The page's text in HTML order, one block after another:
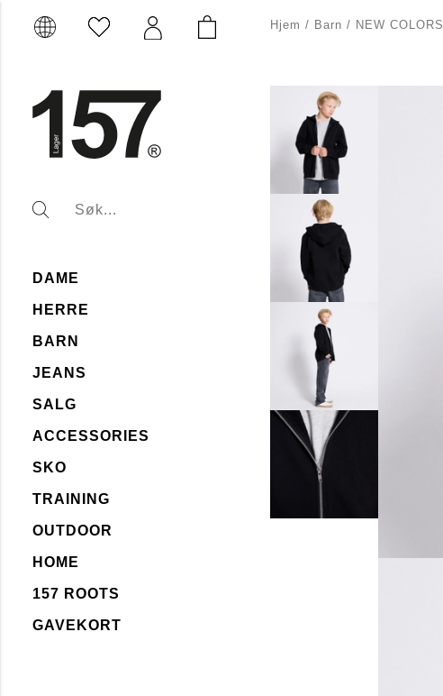
DAME
HERRE
BARN
JEANS
SALG
ACCESSORIES
SKO
TRAINING
OUTDOOR
HOME
157 ROOTS
GAVEKORT
Hjem / Barn / NEW COLORS